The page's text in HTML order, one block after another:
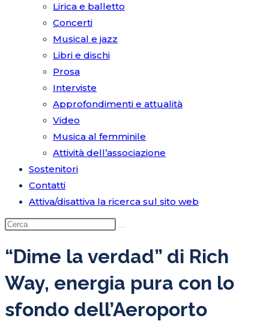
Lirica e balletto
Concerti
Musical e jazz
Libri e dischi
Prosa
Interviste
Approfondimenti e attualità
Video
Musica al femminile
Attività dell’associazione
Sostenitori
Contatti
Attiva/disattiva la ricerca sul sito web
“Dime la verdad” di Rich
Way, energia pura con lo
sfondo dell’Aeroporto